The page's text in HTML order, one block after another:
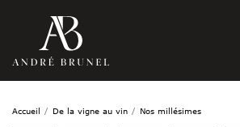
Accueil De la vigne au vin Nos millésimes